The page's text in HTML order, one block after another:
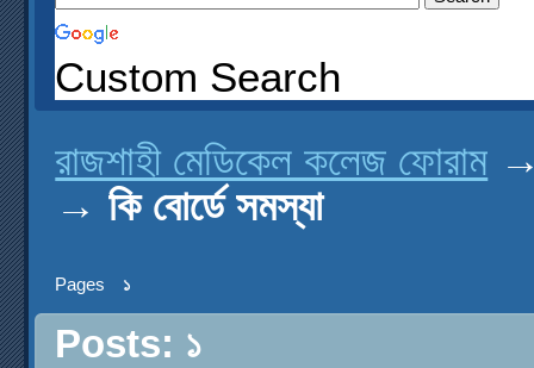
Custom Search
রাজশাহী মেডিকেল কলেজ ফোরাম
→কি বোর্ডে সমস্যা
Pages ১
Posts: ১